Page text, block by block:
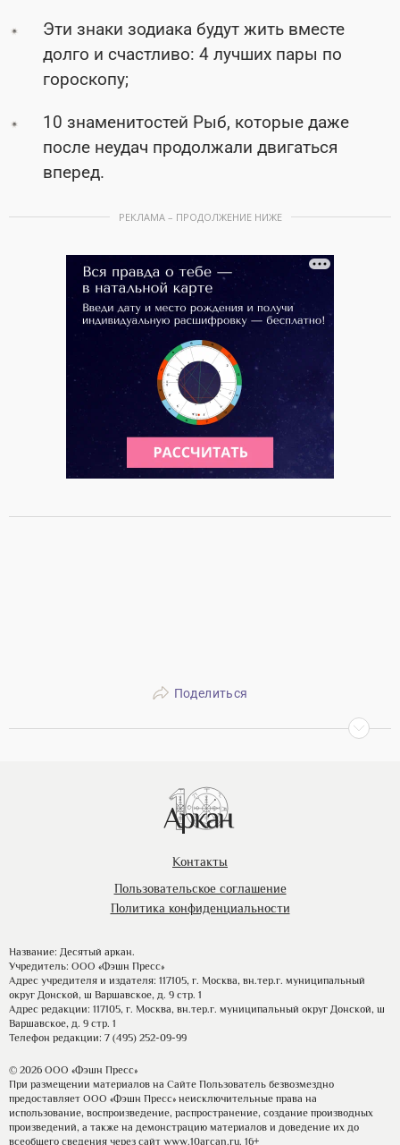
Эти знаки зодиака будут жить вместе
долго и счастливо: 4 лучших пары по
гороскопу;
10 знаменитостей Рыб, которые даже
после неудач продолжали двигаться
вперед.
РЕКЛАМА – ПРОДОЛЖЕНИЕ НИЖЕ
Поделиться
Контакты
Пользовательское соглашение
Политика конфиденциальности
Название: Десятый аркан.
Учредитель: ООО «Фэшн Пресс»
Адрес учредителя и издателя: 117105, г. Москва, вн.тер.г. муниципальный
округ Донской, ш Варшавское, д. 9 стр. 1
Адрес редакции: 117105, г. Москва, вн.тер.г. муниципальный округ Донской, ш
Варшавское, д. 9 стр. 1
Телефон редакции: 7 (495) 252-09-99
© 2026 ООО «Фэшн Пресс»
При размещении материалов на Сайте Пользователь безвозмездно
предоставляет ООО «Фэшн Пресс» неисключительные права на
использование, воспроизведение, распространение, создание производных
произведений, а также на демонстрацию материалов и доведение их до
всеобщего сведения через сайт www.10arcan.ru. 16+